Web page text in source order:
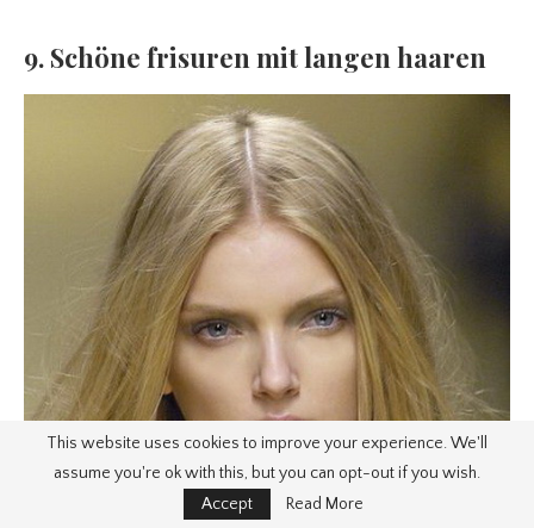
9. Schöne frisuren mit langen haaren
This website uses cookies to improve your experience. We'll
assume you're ok with this, but you can opt-out if you wish.
Accept
Read More